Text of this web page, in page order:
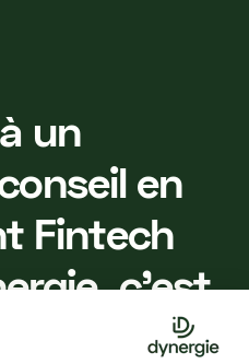
un
en
Fintech
c'est